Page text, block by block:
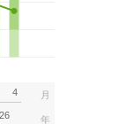
4 月
年